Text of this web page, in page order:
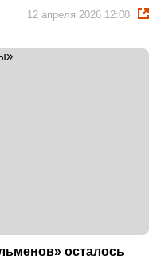
12 апреля 2026 12:00
осталось